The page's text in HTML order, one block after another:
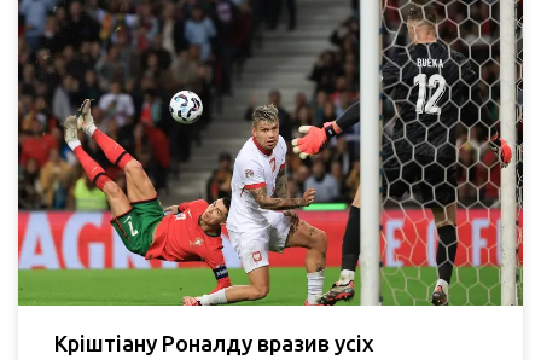
Кріштіану Роналду вразив усіх